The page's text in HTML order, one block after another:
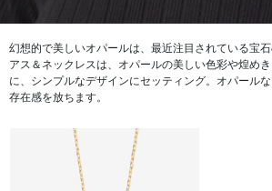
幻想的で美しいオパールは、最近注目されている宝
アス＆ネックレスは、オパールの美しい色彩や煌め
に、シンプルなデザインにセッティング。オパール
存在感を放ちます。